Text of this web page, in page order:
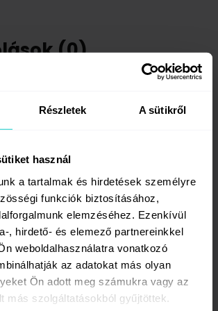
Részletek A sütikről
használ
a tartalmak és hirdetések személyre
funkciók biztosításához,
elemzéséhez. Ezenkívül
, hirdető- és elemező partnereinkkel
weboldalhasználatra vonatkozó
az adatokat más olyan
Ön adott meg számukra vagy az
más szolgáltatásokból gyűjtöttek.
(0)